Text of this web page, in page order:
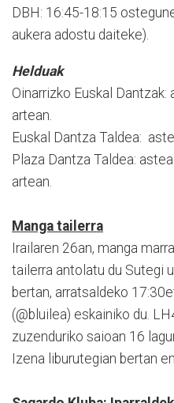
DBH: 16:45-18:15
aukera adostu daiteke).
Helduak
Oinarrizko Euskal
artean.
Euskal Dantza Taldea:
Plaza Dantza Taldea:
artean.
Manga tailerra
Irailaren 26an, manga
tailerra antolatu du Sutegi
bertan, arratsaldeko
(@bluilea) eskainiko du.
zuzenduriko saioan 16
Izena liburutegian bertan